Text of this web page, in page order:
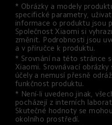
* Obrázky a modely
specifické parametry,
informace o produktu jsou
Společnost Xiaomi si
změnit. Podrobnosti jsou
a v příručce k produktu.
* Srovnání na této stránce
Xiaomi. Srovnávací
účely a nemusí přesně
funkčnost produktu.
* Není-li uvedeno jinak,
pocházejí z interních
Skutečné hodnoty se
okolního prostředí.